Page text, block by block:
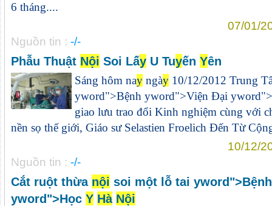
6 tháng....
07/01/
Nguồn tin : -/-
Phẫu Thuật Nội Soi LấyU Tuyến Yên
Sáng hôm nayngày10/12/2012 Trung
yword">Bệnh yword">Viện Đại y
giao lưu trao đổi Kinh nghiệm cùng với
nền sọ thế giới, Giáo sư Selastien Froelich Đến Từ
10/12/
Nguồn tin : -/-
Cắt ruột thừa nội soi một lỗ tai y
yword">Học Y Hà Nội